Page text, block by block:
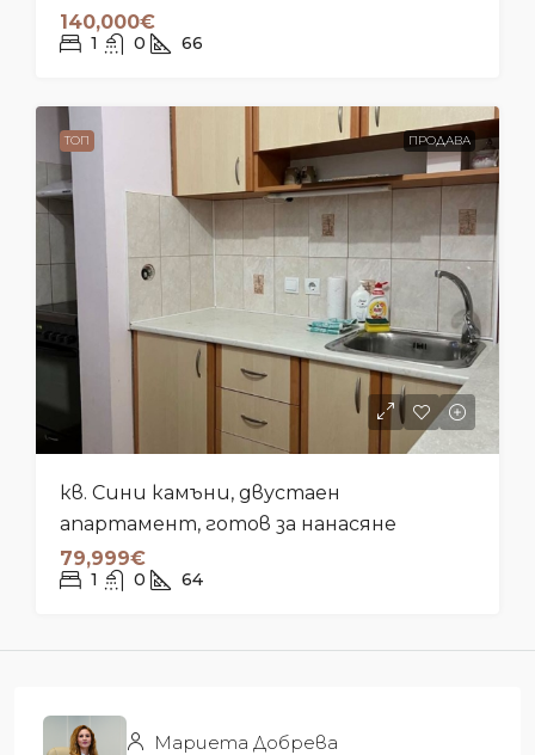
140,000€
1 0 66
ТОП ПРОДАВА
кв. Сини камъни, двустаен
апартамент, готов за нанасяне
79,999€
1 0 64
Мариета Добрева